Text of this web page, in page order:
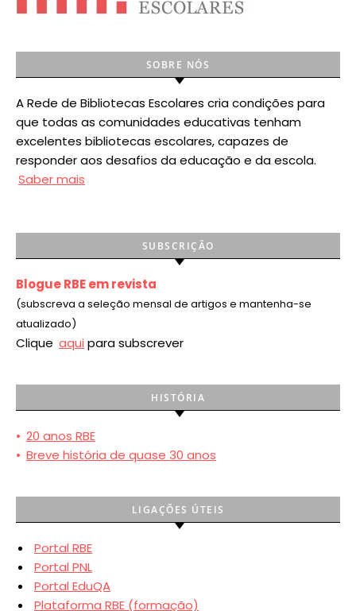
SOBRE NÓS
A Rede de Bibliotecas Escolares cria condições para
que todas as comunidades educativas tenham
excelentes bibliotecas escolares, capazes de
responder aos desafios da educação e da escola.
Saber mais
SUBSCRIÇÃO
Blogue RBE em revista
(subscreva a seleção mensal de artigos e mantenha-se
atualizado)
Clique aqui para subscrever
HISTÓRIA
• 20 anos RBE
• Breve história de quase 30 anos
LIGAÇÕES ÚTEIS
Portal RBE
Portal PNL
Portal EduQA
Plataforma RBE (formação)